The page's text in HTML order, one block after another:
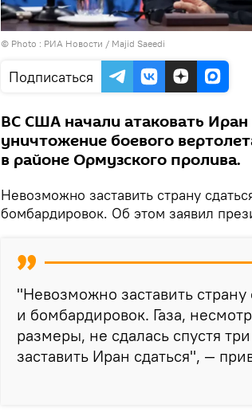
© Photo : РИА Новости / Majid Saeedi
Подписаться
ВС США начали атаковать
уничтожение боевого
в районе Ормузского пролива.
Невозможно заставить страну
бомбардировок. Об этом заявил
"Невозможно заставить
и бомбардировок. Газа,
размеры, не сдалась спустя
заставить Иран сдаться", —